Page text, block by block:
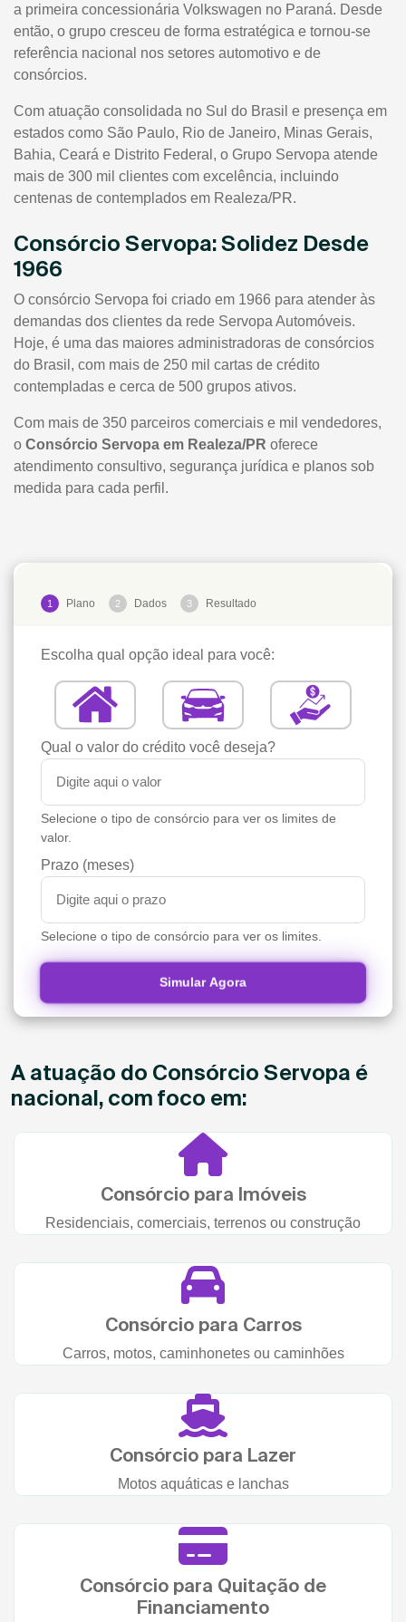
a primeira concessionária Volkswagen no Paraná. Desde
então, o grupo cresceu de forma estratégica e tornou-se
referência nacional nos setores automotivo e de
consórcios.
Com atuação consolidada no Sul do Brasil e presença em
estados como São Paulo, Rio de Janeiro, Minas Gerais,
Bahia, Ceará e Distrito Federal, o Grupo Servopa atende
mais de 300 mil clientes com excelência, incluindo
centenas de contemplados em Realeza/PR.
Consórcio Servopa: Solidez Desde
1966
O consórcio Servopa foi criado em 1966 para atender às
demandas dos clientes da rede Servopa Automóveis.
Hoje, é uma das maiores administradoras de consórcios
do Brasil, com mais de 250 mil cartas de crédito
contempladas e cerca de 500 grupos ativos.
Com mais de 350 parceiros comerciais e mil vendedores,
o Consórcio Servopa em Realeza/PR oferece
atendimento consultivo, segurança jurídica e planos sob
medida para cada perfil.
1 Plano 2 Dados 3 Resultado
Escolha qual opção ideal para você:
Qual o valor do crédito você deseja?
Selecione o tipo de consórcio para ver os limites de
valor.
Prazo (meses)
Selecione o tipo de consórcio para ver os limites.
Simular Agora
A atuação do Consórcio Servopa é
nacional, com foco em:
Consórcio para Imóveis
Residenciais, comerciais, terrenos ou construção
Consórcio para Carros
Carros, motos, caminhonetes ou caminhões
Consórcio para Lazer
Motos aquáticas e lanchas
Consórcio para Quitação de
Financiamento